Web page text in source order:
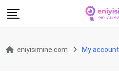
eniyisimine.com My account